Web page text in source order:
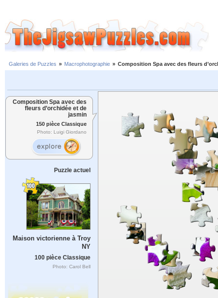
Galeries de Puzzles » Macrophotographie » Composition Spa avec des fleurs
Composition Spa avec des
fleurs d’orchidée et de
jasmin
150 pièce Classique
Photo: Luigi Giordano
Puzzle actuel
Maison victorienne à Troy
NY
100 pièce Classique
Photo: Carol Bell